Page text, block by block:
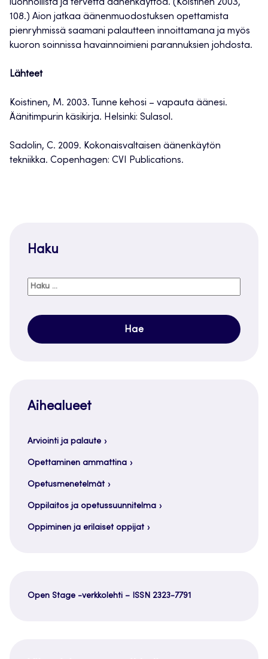
luonnollista ja tervettä äänenkäyttöä. (Koistinen 2003,
108.) Aion jatkaa äänenmuodostuksen opettamista
pienryhmissä saamani palautteen innoittamana ja myös
kuoron soinnissa havainnoimieni parannuksien johdosta.
Lähteet
Koistinen, M. 2003. Tunne kehosi – vapauta äänesi.
Äänitimpurin käsikirja. Helsinki: Sulasol.
Sadolin, C. 2009. Kokonaisvaltaisen äänenkäytön
tekniikka. Copenhagen: CVI Publications.
Haku
Haku:
Aihealueet
Arviointi ja palaute
Opettaminen ammattina
Opetusmenetelmät
Oppilaitos ja opetussuunnitelma
Oppiminen ja erilaiset oppijat
Open Stage -verkkolehti – ISSN 2323-7791